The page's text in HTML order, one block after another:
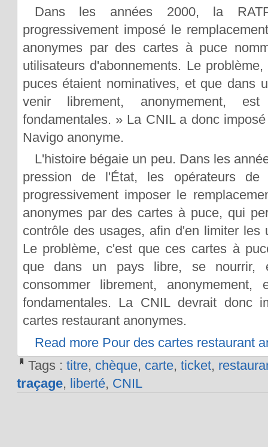
Dans les années 2000, la
progressivement imposé le
anonymes par des cartes à puce
utilisateurs d'abonnements. Le
puces étaient nominatives, et que dans
venir librement, anonymement,
fondamentales. » La CNIL a donc
Navigo anonyme.
L'histoire bégaie un peu. Dans les
pression de l'État, les opérateurs de
progressivement imposer le
anonymes par des cartes à puce, qui
contrôle des usages, afin d'en limiter les
Le problème, c'est que ces cartes à
que dans un pays libre, se nourrir,
consommer librement,
fondamentales. La CNIL devrait donc
cartes restaurant anonymes.
Read more Pour des cartes restaurant
Tags : titre, chèque, carte, ticket,
traçage, liberté, CNIL